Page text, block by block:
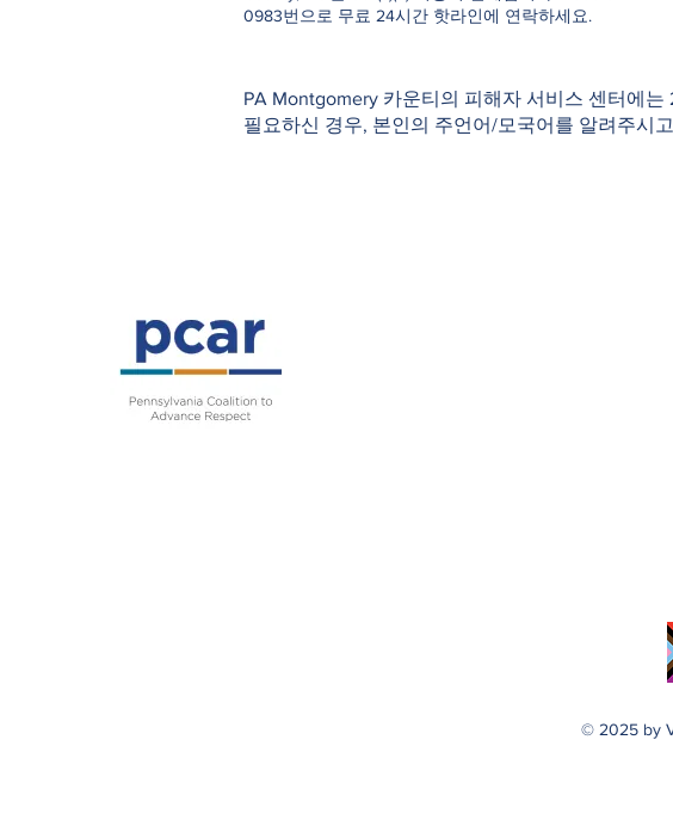
0983번으로 무료 24시간 핫라인에 연락하세요.
PA Montgomery 카운티의 피해자 서비스 센터에
필요하신 경우, 본인의 주언어/모국어를 알려주시
© 2025 by